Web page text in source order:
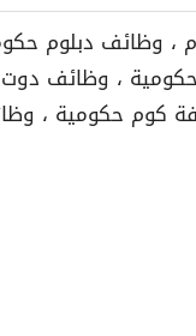
، وظائف دبلوم
حكومية ، وظائف
كوم حكومية ،